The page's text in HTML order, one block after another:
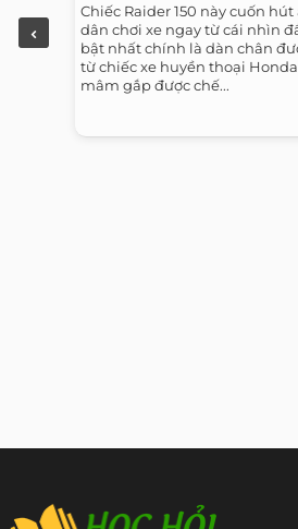
Chiếc Raider 150 này cuốn
dân chơi xe ngay từ cái nhìn
bật nhất chính là dàn chân
từ chiếc xe huyền thoại Honda
mâm gắp được chế...